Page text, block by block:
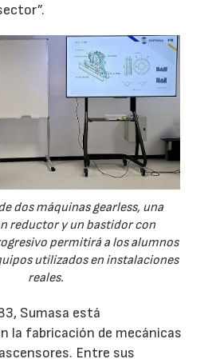
dos máquinas gearless, una
reductor y un bastidor con
permitirá a los alumnos
utilizados en instalaciones
reales.
Sumasa está
la fabricación de mecánicas
Entre sus